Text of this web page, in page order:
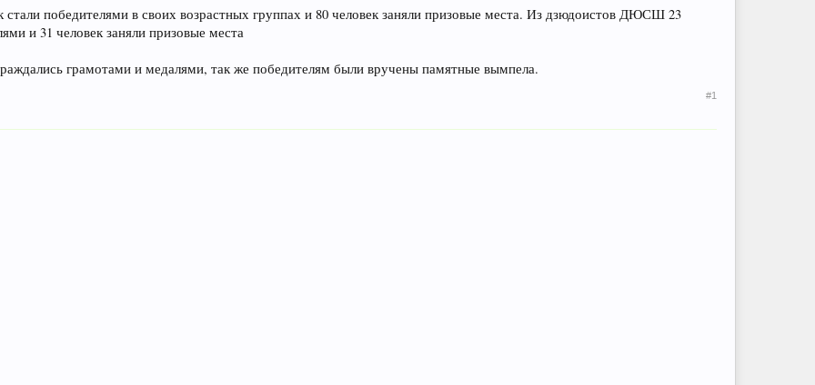
стали победителями в своих возрастных группах и 80 человек заняли призовые места. Из дзюдоистов ДЮСШ 23
и 31 человек заняли призовые места
грамотами и медалями, так же победителям были вручены памятные вымпела.
#1